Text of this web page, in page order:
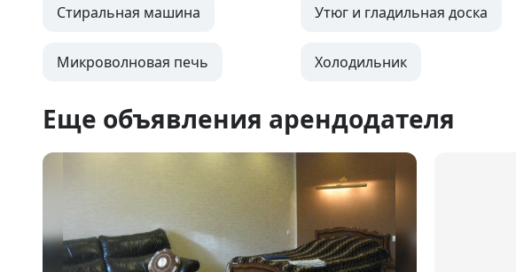
Стиральная машина Утюг и гладильная доска
Микроволновая печь Холодильник
Еще объявления арендодателя